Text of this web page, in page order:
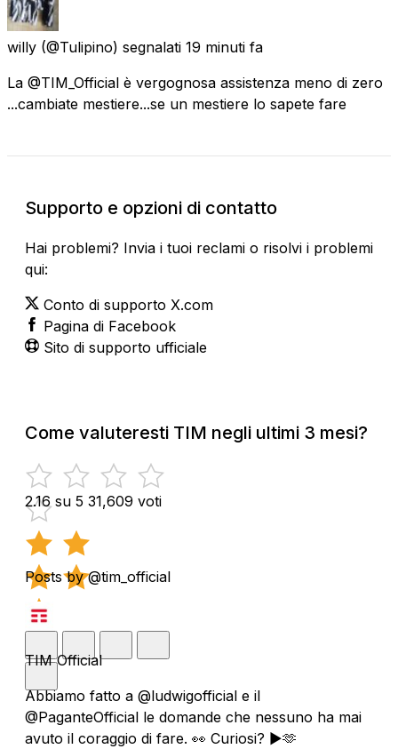
willy (@Tulipino) segnalati 19 minuti fa
La @TIM_Official è vergognosa assistenza meno di zero
...cambiate mestiere...se un mestiere lo sapete fare
Supporto e opzioni di contatto
Hai problemi? Invia i tuoi reclami o risolvi i problemi
qui:
Conto di supporto X.com
Pagina di Facebook
Sito di supporto ufficiale
Come valuteresti TIM negli ultimi 3 mesi?
2.16 su 5 31,609 voti
Posts by @tim_official
TIM Official
Abbiamo fatto a @ludwigofficial e il
@PaganteOfficial le domande che nessuno ha mai
avuto il coraggio di fare. 👀 Curiosi? ▶️🫶